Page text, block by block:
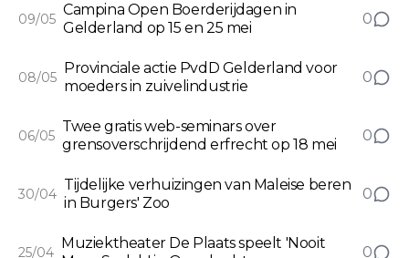
09/05
Campina Open Boerderijdagen in
Gelderland op 15 en 25 mei
0
08/05
Provinciale actie PvdD Gelderland voor
moeders in zuivelindustrie
0
06/05
Twee gratis web-seminars over
grensoverschrijdend erfrecht op 18 mei
0
30/04
Tijdelijke verhuizingen van Maleise beren
in Burgers' Zoo
0
25/04
Muziektheater De Plaats speelt 'Nooit
0